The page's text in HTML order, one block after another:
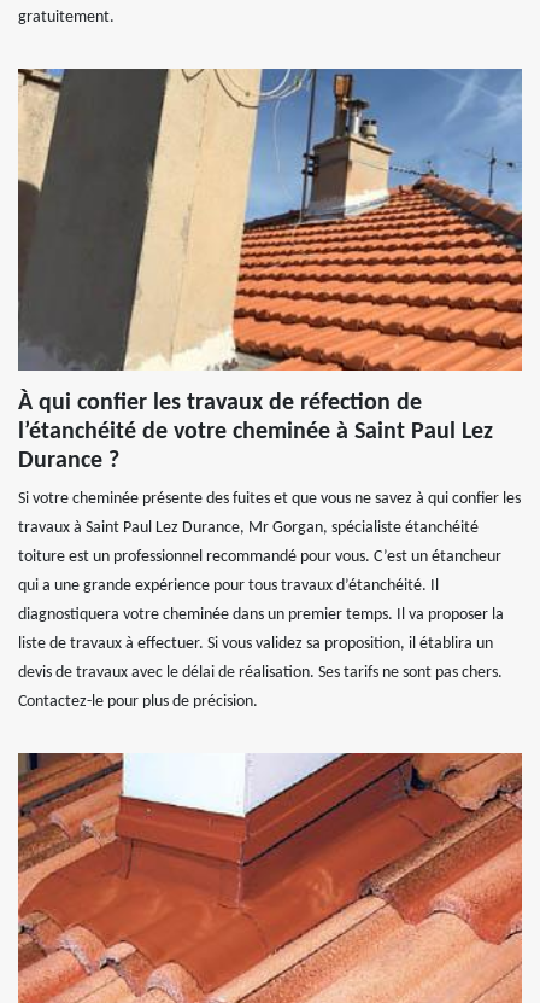
gratuitement.
À qui confier les travaux de réfection de
l’étanchéité de votre cheminée à Saint Paul Lez
Durance ?
Si votre cheminée présente des fuites et que vous ne savez à qui confier les
travaux à Saint Paul Lez Durance, Mr Gorgan, spécialiste étanchéité
toiture est un professionnel recommandé pour vous. C’est un étancheur
qui a une grande expérience pour tous travaux d’étanchéité. Il
diagnostiquera votre cheminée dans un premier temps. Il va proposer la
liste de travaux à effectuer. Si vous validez sa proposition, il établira un
devis de travaux avec le délai de réalisation. Ses tarifs ne sont pas chers.
Contactez-le pour plus de précision.